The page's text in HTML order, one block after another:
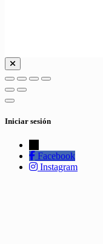
Iniciar sesión
Facebook
Instagram